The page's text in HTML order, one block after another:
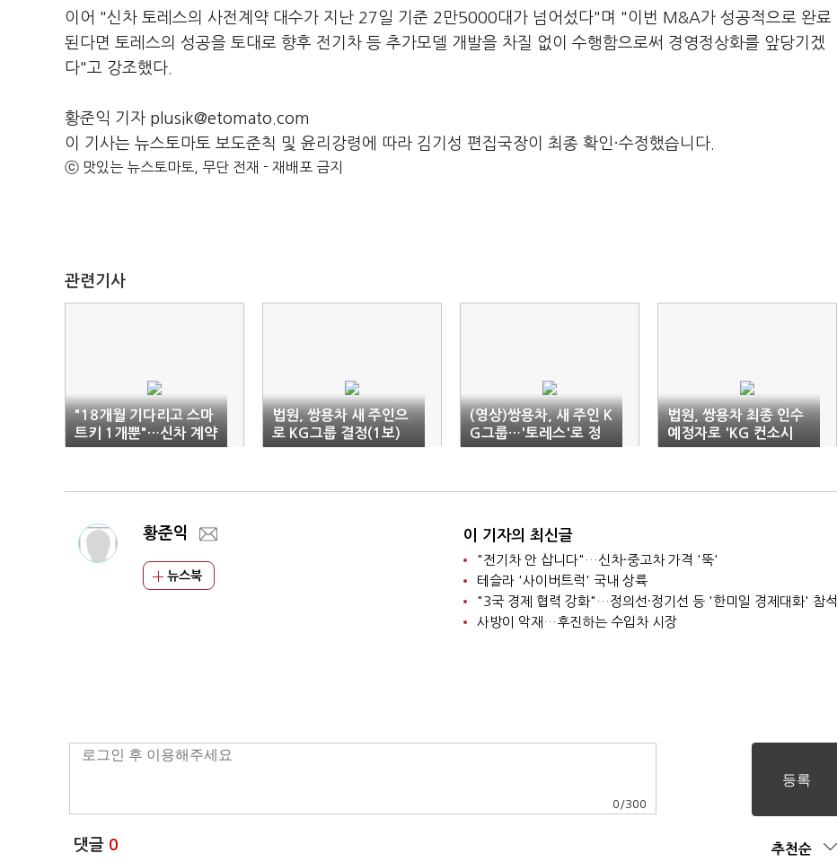
이어 "신차 토레스의 사전계약 대수가 지난 27일 기준 2만5000대가 넘어섰다"며 "이번 M&A가 성공적으로 완료
된다면 토레스의 성공을 토대로 향후 전기차 등 추가모델 개발을 차질 없이 수행함으로써 경영정상화를 앞당기겠
다"고 강조했다.
황준익 기자 plusik@etomato.com
이 기사는 뉴스토마토 보도준칙 및 윤리강령에 따라 김기성 편집국장이 최종 확인·수정했습니다.
ⓒ 맛있는 뉴스토마토, 무단 전재 - 재배포 금지
관련기사
"18개월 기다리고 스마
트키 1개뿐"…신차 계약
자 '비명'
법원, 쌍용차 새 주인으
로 KG그룹 결정(1보)
(영상)쌍용차, 새 주인 K
G그룹…'토레스'로 정
상화 속도
법원, 쌍용차 최종 인수
예정자로 'KG 컨소시
엄' 선정(종합)
황준익
뉴스북
이 기자의 최신글
"전기차 안 삽니다"…신차·중고차 가격 '뚝'
테슬라 '사이버트럭' 국내 상륙
"3국 경제 협력 강화"…정의선·정기선 등 '한미일 경제대화' 참석
사방이 악재…후진하는 수입차 시장
0 /300
댓글 0 추천순